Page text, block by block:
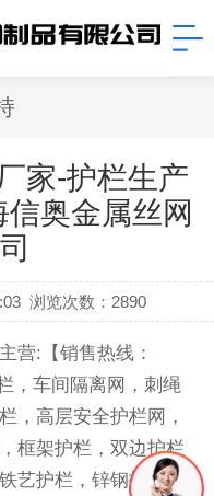
家-护栏生产
奥金属丝网
浏览次数： 2890
营:【销售热线：
，车间隔离网，刺绳
，高层安全护栏网，
框架护栏，双边护栏
艺护栏，锌钢护栏，